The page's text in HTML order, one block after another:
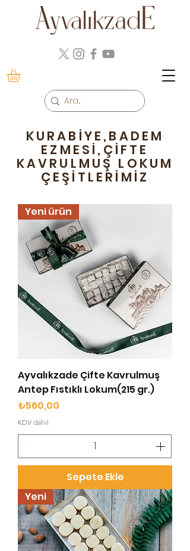
KURABİYE,BADEM
EZMESİ,ÇİFTE
KAVRULMUŞ LOKUM
ÇEŞİTLERİMİZ
Yeni ürün
Ayvalıkzade Çifte Kavrulmuş
Antep Fıstıklı Lokum(215 gr.)
Fiyat
₺560,00
KDV dahil
Sepete Ekle
Yeni